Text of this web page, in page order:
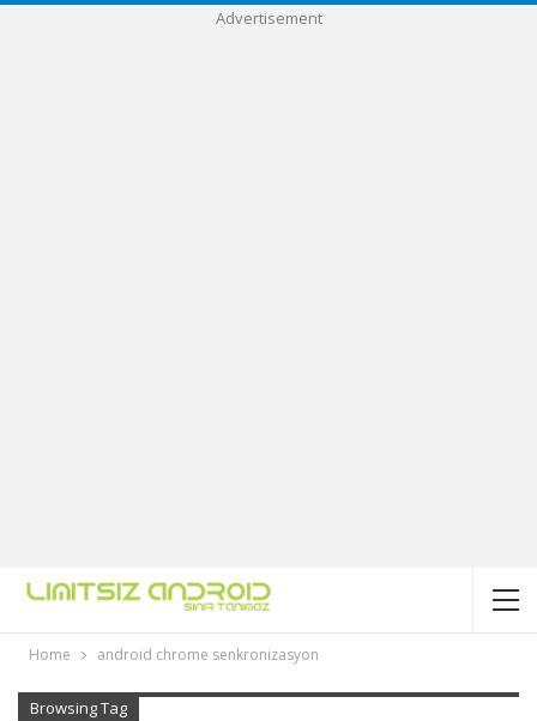
Advertisement
Home android chrome senkronizasyon
Browsing Tag